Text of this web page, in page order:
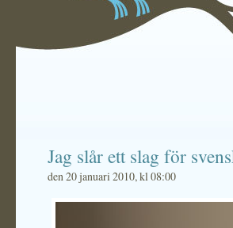
Jag slår ett slag för
den 20 januari 2010, kl 08:00